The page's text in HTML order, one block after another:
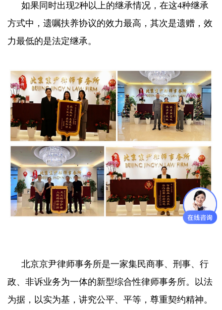
如果同时出现2种以上的继承情况，在这4种继承
方式中，遗嘱扶养协议的效力最高，其次是遗赠，效
力最低的是法定继承。
北京京尹律师事务所是一家集民商事、刑事、行
政、非诉业务为一体的新型综合性律师事务所。以法
为据，以实为基，讲究公平、平等，尊重契约精神。